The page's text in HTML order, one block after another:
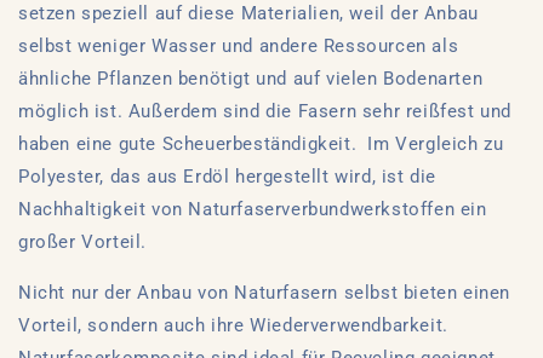
setzen speziell auf diese Materialien, weil der Anbau
selbst weniger Wasser und andere Ressourcen als
ähnliche Pflanzen benötigt und auf vielen Bodenarten
möglich ist. Außerdem sind die Fasern sehr reißfest und
haben eine gute Scheuerbeständigkeit.
Im Vergleich zu
Polyester, das aus Erdöl hergestellt wird, ist die
Nachhaltigkeit von Naturfaserverbundwerkstoffen ein
großer Vorteil.
Nicht nur der Anbau von Naturfasern selbst bieten einen
Vorteil, sondern auch ihre Wiederverwendbarkeit.